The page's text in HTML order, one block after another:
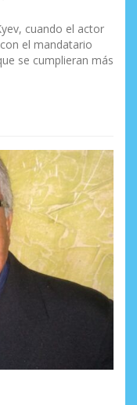
cuando el actor
el mandatario
se cumplieran más